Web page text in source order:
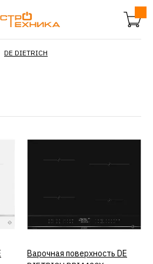
DE DIETRICH
Варочная поверхность DE
140390р.
КУПИТЬ
ДОБАВИТЬ В ПОЖЕЛАНИЯ
КУПИТЬ
Варочная поверхность DE